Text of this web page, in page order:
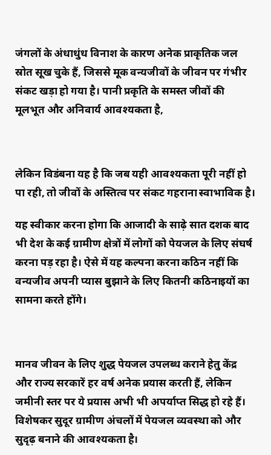
जंगलों के अंधाधुंध विनाश के कारण अनेक प्राकृतिक जल
स्रोत सूख चुके हैं, जिससे मूक वन्यजीवों के जीवन पर गंभीर
संकट खड़ा हो गया है। पानी प्रकृति के समस्त जीवों की
मूलभूत और अनिवार्य आवश्यकता है,
लेकिन विडंबना यह है कि जब यही आवश्यकता पूरी नहीं हो
पा रही, तो जीवों के अस्तित्व पर संकट गहराना स्वाभाविक है।
यह स्वीकार करना होगा कि आजादी के साढ़े सात दशक बाद
भी देश के कई ग्रामीण क्षेत्रों में लोगों को पेयजल के लिए संघर्ष
करना पड़ रहा है। ऐसे में यह कल्पना करना कठिन नहीं कि
वन्यजीव अपनी प्यास बुझाने के लिए कितनी कठिनाइयों का
सामना करते होंगे।
मानव जीवन के लिए शुद्ध पेयजल उपलब्ध कराने हेतु केंद्र
और राज्य सरकारें हर वर्ष अनेक प्रयास करती हैं, लेकिन
जमीनी स्तर पर ये प्रयास अभी भी अपर्याप्त सिद्ध हो रहे हैं।
विशेषकर सुदूर ग्रामीण अंचलों में पेयजल व्यवस्था को और
सुदृढ़ बनाने की आवश्यकता है।